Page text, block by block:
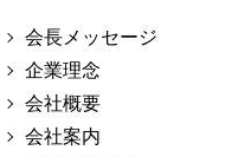
会長メッセージ
企業理念
会社概要
会社案内